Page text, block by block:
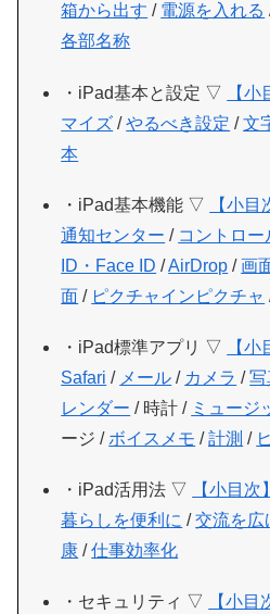
箱から出す / 電源を入れる
各部名称
・iPad基本と設定 ▽ 【
マイズ /やるべき設定 /文
本
・iPad基本機能 ▽
【小目
通知センター / コントロー
ID・Face ID /AirDrop /画
面 / ピクチャインピクチャ
・iPad標準アプリ ▽
【小
Safari / メール / カメラ /写
レンダー / 時計 / ミュージ
ージ / ボイスメモ /計測 /
・iPad活用法 ▽
【小目次】
暮らしを便利に /交流を広
康 /仕事効率化
・セキュリティ ▽
【小目